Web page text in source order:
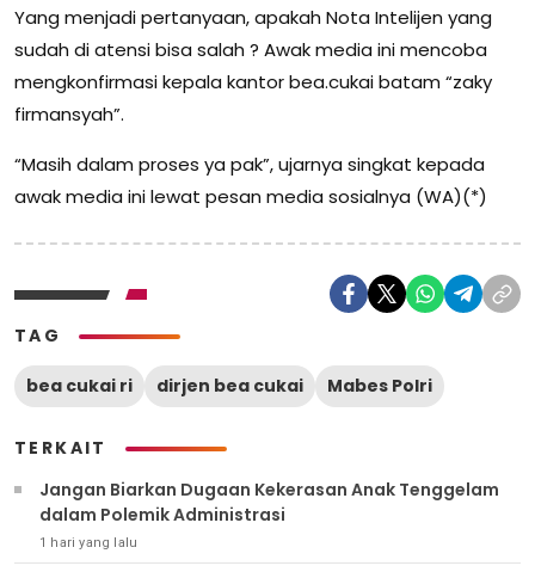
Yang menjadi pertanyaan, apakah Nota Intelijen yang
sudah di atensi bisa salah ? Awak media ini mencoba
mengkonfirmasi kepala kantor bea.cukai batam “zaky
firmansyah”.
“Masih dalam proses ya pak”, ujarnya singkat kepada
awak media ini lewat pesan media sosialnya (WA)(*)
TAG
bea cukai ri dirjen bea cukai Mabes Polri
TERKAIT
Jangan Biarkan Dugaan Kekerasan Anak Tenggelam
dalam Polemik Administrasi
1 hari yang lalu